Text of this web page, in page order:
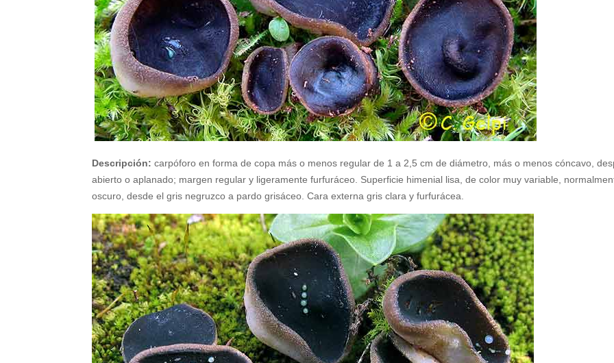
Descripción:carpóforo en forma de copa más o menos regular de 1 a 2,5 cm de diámetro, más o menos cóncavo,
abierto o aplanado; margen regular y ligeramente furfuráceo. Superficie himenial lisa, de color muy variable,
oscuro, desde el gris negruzco a pardo grisáceo. Cara externa gris clara y furfurácea.